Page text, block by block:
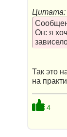
Цитата:
Он: я
Так это
на
4